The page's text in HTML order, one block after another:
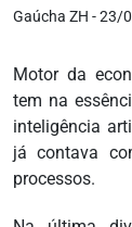
Gaúcha ZH - 23/
Motor da
tem na
inteligência
já contava
processos.